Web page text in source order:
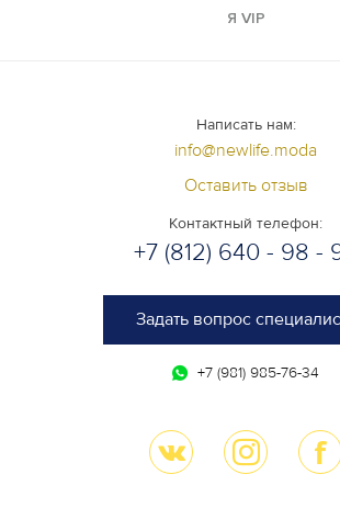
Я VIP
Написать нам:
info@newlife.moda
Оставить отзыв
Контактный телефон:
+7 (812) 640 - 98 -
Задать вопрос
+7 (981) 985-76-34